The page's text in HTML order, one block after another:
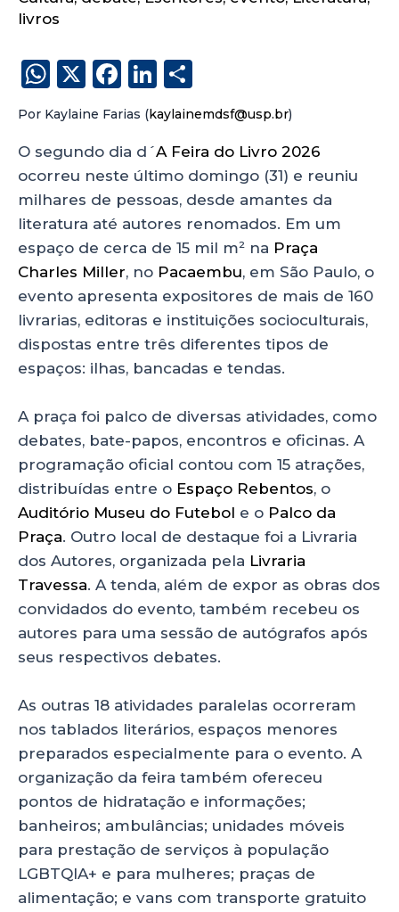
livros
W
h
a
ts
A
p
p
X
F
a
c
e
b
o
o
k
Li
n
k
e
dI
n
h
a
re
Por Kaylaine Farias (kaylainemdsf@usp.br)
O segundo dia d´A Feira do Livro 2026
ocorreu neste último domingo (31) e reuniu
milhares de pessoas, desde amantes da
literatura até autores renomados. Em um
espaço de cerca de 15 mil m² na Praça
Charles Miller, no Pacaembu, em São Paulo, o
evento apresenta expositores de mais de 160
livrarias, editoras e instituições socioculturais,
dispostas entre três diferentes tipos de
espaços: ilhas, bancadas e tendas.
A praça foi palco de diversas atividades, como
debates, bate-papos, encontros e oficinas. A
programação oficial contou com 15 atrações,
distribuídas entre o Espaço Rebentos, o
Auditório Museu do Futebol e o Palco da
Praça. Outro local de destaque foi a Livraria
dos Autores, organizada pela Livraria
Travessa. A tenda, além de expor as obras dos
convidados do evento, também recebeu os
autores para uma sessão de autógrafos após
seus respectivos debates.
As outras 18 atividades paralelas ocorreram
nos tablados literários, espaços menores
preparados especialmente para o evento. A
organização da feira também ofereceu
pontos de hidratação e informações;
banheiros; ambulâncias; unidades móveis
para prestação de serviços à população
LGBTQIA+ e para mulheres; praças de
alimentação; e vans com transporte gratuito